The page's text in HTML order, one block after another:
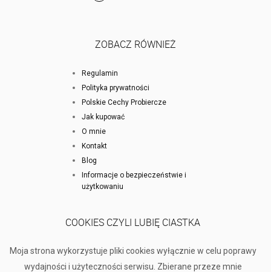
ZOBACZ RÓWNIEŻ
Regulamin
Polityka prywatności
Polskie Cechy Probiercze
Jak kupować
O mnie
Kontakt
Blog
Informacje o bezpieczeństwie i
użytkowaniu
COOKIES CZYLI LUBIĘ CIASTKA
Moja strona wykorzystuje pliki cookies wyłącznie w celu poprawy
wydajności i użyteczności serwisu. Zbierane przeze mnie